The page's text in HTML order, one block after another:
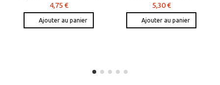
4,75 €
Ajouter au panier
5,30 €
Ajouter au panier